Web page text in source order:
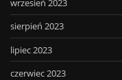
wrzesień 2023
sierpień 2023
lipiec 2023
czerwiec 2023